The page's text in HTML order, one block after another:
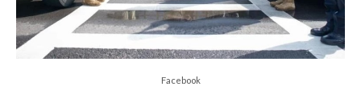
Facebook